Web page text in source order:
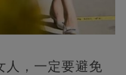
人，一定要避免